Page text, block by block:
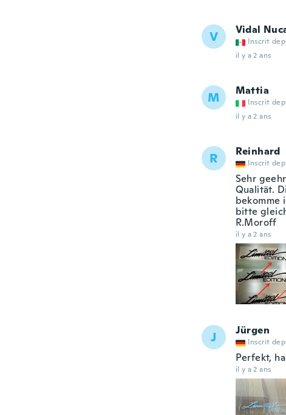
V Vidal
Inscrit
il y a 2 ans
M Mattia
Inscrit
il y a 2 ans
R Reinhard
Inscrit
Sehr
Qualität.
bekomme
bitte
R.Moroff
il y a 2 ans
J Jürgen
Inscrit
Perfekt,
il y a 2 ans